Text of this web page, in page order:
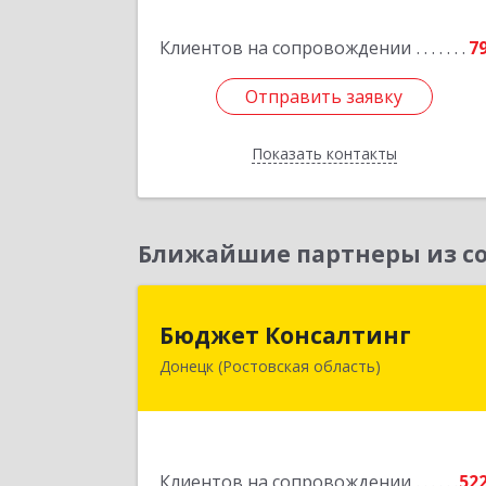
Клиентов на сопровождении
Отправить заявку
Показать контакты
Отправить заявку
Назад
Ближайшие партнеры из
Бюджет Консалтинг
Донецк (Ростовская область)
346338, Ростовская обл, г.о. Город